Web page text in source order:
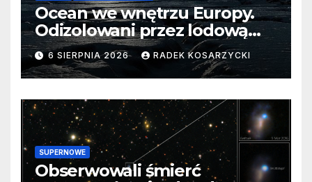
Ocean we wnętrzu Europy.
Odizolowani przez lodową
barierę
6 SIERPNIA 2026 RADEK KOSARZYCKI
SUPERNOWE
Obserwowali śmierć